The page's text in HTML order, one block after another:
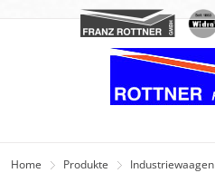
Home Produkte Industriewaagen